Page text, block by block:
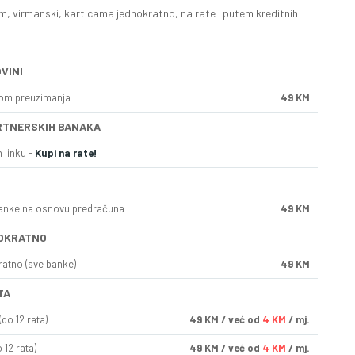
virmanski, karticama jednokratno, na rate i putem kreditnih
preuzimanja 49 KM
BANAKA
linku - Kupi na rate!
na osnovu predračuna 49 KM
(sve banke) 49 KM
12 rata) 49 KM / već od 4 KM / mj.
12 rata) 49 KM / već od 4 KM / mj.